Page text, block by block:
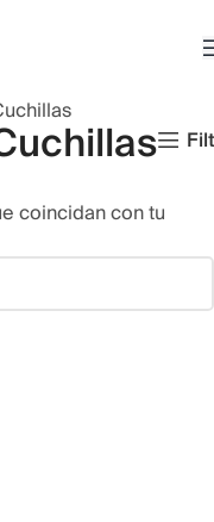
coincidan con tu